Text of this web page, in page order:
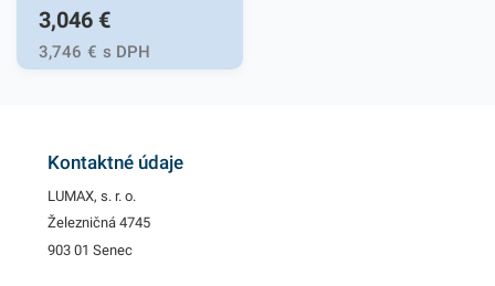
povrchov. šírka stierky: 20
cmdĺžka rúčky: 50 cm
3,046 €
3,746 € s DPH
Kontaktné údaje
LUMAX, s. r. o.
Železničná 4745
903 01 Senec